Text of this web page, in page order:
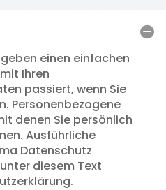
einen einfachen
Ihren
passiert, wenn Sie
Personenbezogene
denen Sie persönlich
Ausführliche
Datenschutz
diesem Text